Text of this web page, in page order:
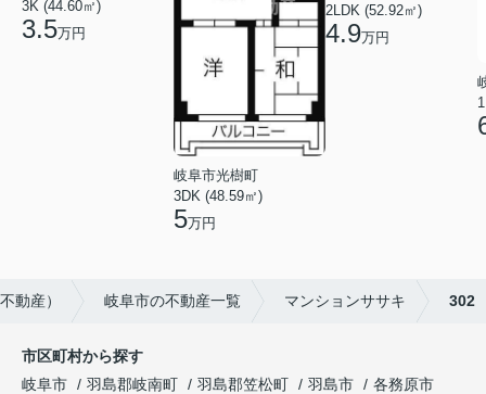
3K (44.60㎡)
3.5万円
岐阜市光樹町
3DK (48.59㎡)
5万円
2LDK (52.92㎡)
4.9万円
動産） 岐阜市の不動産一覧 マンションササキ 302
市区町村から探す
岐阜市
羽島郡岐南町 羽島郡笠松町 羽島市
各務原市